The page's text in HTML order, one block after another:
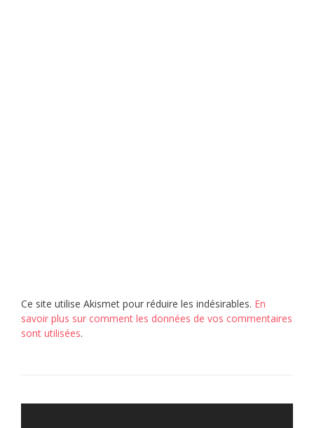
Ce site utilise Akismet pour réduire les indésirables. En
savoir plus sur comment les données de vos commentaires
sont utilisées.